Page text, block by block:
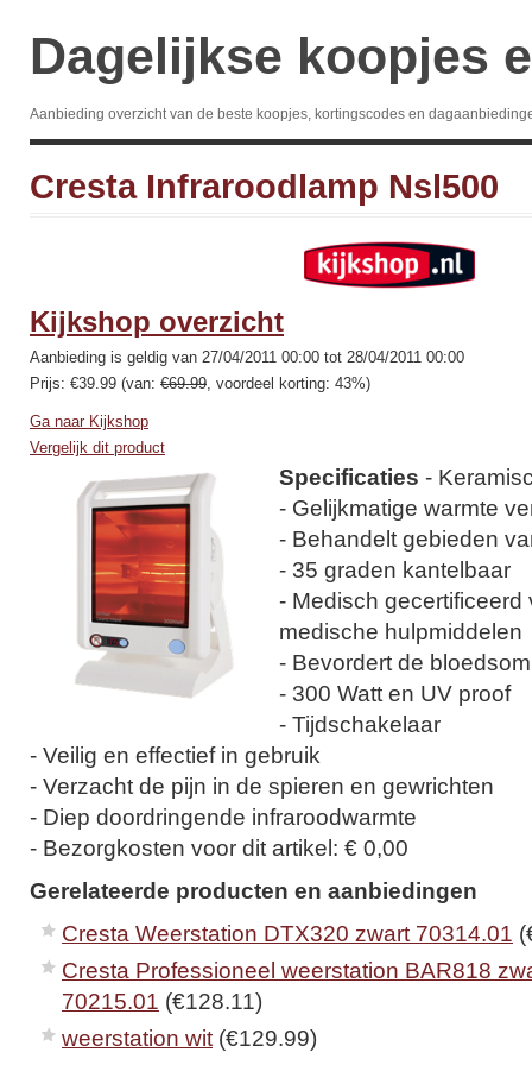
Dagelijkse koopjes
Aanbieding overzicht van de beste koopjes, kortingscodes en
Cresta Infraroodlamp Nsl500
Kijkshop overzicht
Aanbieding is geldig van 27/04/2011 00:00 tot 28/04/2011 00:00
Prijs: €39.99 (van: €69.99, voordeel korting: 43%)
Ga naar Kijkshop
Vergelijk dit product
Specificaties -
- Gelijkmatige warmte
- Behandelt gebieden
- 35 graden kantelbaar
- Medisch gecertificeerd
medische hulpmiddelen
- Bevordert de
- 300 Watt en UV proof
- Tijdschakelaar
- Veilig en effectief in gebruik
- Verzacht de pijn in de spieren en gewrichten
- Diep doordringende infraroodwarmte
- Bezorgkosten voor dit artikel: € 0,00
Gerelateerde producten en aanbiedingen
Cresta Weerstation DTX320 zwart 70314.01
Cresta Professioneel weerstation BAR818
70215.01 (€128.11)
weerstation wit (€129.99)